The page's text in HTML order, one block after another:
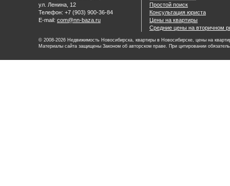
ул. Ленина, 12
Телефон: +7 (903) 900-36-84
E-mail: com@nn-baza.ru
Простой поиск
Консультация юриста
Цены на квартиры
Средние цены на вторичном
© 2008-2026 Недвижимость Новосибирска, квартиры в Новосибирске, цены на
Материалы сайта защищены Законом об авторском праве. При цитировании